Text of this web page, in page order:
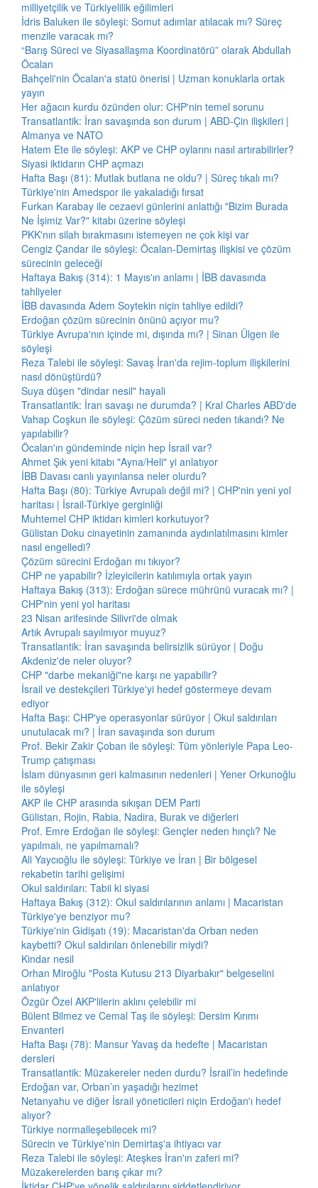
milliyetçilik ve Türkiyelilik eğilimleri
İdris Baluken ile söyleşi: Somut adımlar atılacak mı? Süreç
menzile varacak mı?
“Barış Süreci ve Siyasallaşma Koordinatörü” olarak Abdullah
Öcalan
Bahçeli'nin Öcalan'a statü önerisi | Uzman konuklarla ortak
yayın
Her ağacın kurdu özünden olur: CHP'nin temel sorunu
Transatlantik: İran savaşında son durum | ABD-Çin ilişkileri |
Almanya ve NATO
Hatem Ete ile söyleşi: AKP ve CHP oylarını nasıl artırabilirler?
Siyasi iktidarın CHP açmazı
Hafta Başı (81): Mutlak butlana ne oldu? | Süreç tıkalı mı?
Türkiye'nin Amedspor ile yakaladığı fırsat
Furkan Karabay ile cezaevi günlerini anlattığı "Bizim Burada
Ne İşimiz Var?" kitabı üzerine söyleşi
PKK'nın silah bırakmasını istemeyen ne çok kişi var
Cengiz Çandar ile söyleşi: Öcalan-Demirtaş ilişkisi ve çözüm
sürecinin geleceği
Haftaya Bakış (314): 1 Mayıs'ın anlamı | İBB davasında
tahliyeler
İBB davasında Adem Soytekin niçin tahliye edildi?
Erdoğan çözüm sürecinin önünü açıyor mu?
Türkiye Avrupa'nın içinde mi, dışında mı? | Sinan Ülgen ile
söyleşi
Reza Talebi ile söyleşi: Savaş İran'da rejim-toplum ilişkilerini
nasıl dönüştürdü?
Suya düşen "dindar nesil" hayali
Transatlantik: İran savaşı ne durumda? | Kral Charles ABD'de
Vahap Coşkun ile söyleşi: Çözüm süreci neden tıkandı? Ne
yapılabilir?
Öcalan'ın gündeminde niçin hep İsrail var?
Ahmet Şık yeni kitabı "Ayna/Heli" yi anlatıyor
İBB Davası canlı yayınlansa neler olurdu?
Hafta Başı (80): Türkiye Avrupalı değil mi? | CHP'nin yeni yol
haritası | İsrail-Türkiye gerginliği
Muhtemel CHP iktidarı kimleri korkutuyor?
Gülistan Doku cinayetinin zamanında aydınlatılmasını kimler
nasıl engelledi?
Çözüm sürecini Erdoğan mı tıkıyor?
CHP ne yapabilir? İzleyicilerin katılımıyla ortak yayın
Haftaya Bakış (313): Erdoğan sürece mührünü vuracak mı? |
CHP'nin yeni yol haritası
23 Nisan arifesinde Silivri'de olmak
Artık Avrupalı sayılmıyor muyuz?
Transatlantik: İran savaşında belirsizlik sürüyor | Doğu
Akdeniz'de neler oluyor?
CHP "darbe mekaniği"ne karşı ne yapabilir?
İsrail ve destekçileri Türkiye'yi hedef göstermeye devam
ediyor
Hafta Başı: CHP'ye operasyonlar sürüyor | Okul saldırıları
unutulacak mı? | İran savaşında son durum
Prof. Bekir Zakir Çoban ile söyleşi: Tüm yönleriyle Papa Leo-
Trump çatışması
İslam dünyasının geri kalmasının nedenleri | Yener Orkunoğlu
ile söyleşi
AKP ile CHP arasında sıkışan DEM Parti
Gülistan, Rojin, Rabia, Nadira, Burak ve diğerleri
Prof. Emre Erdoğan ile söyleşi: Gençler neden hınçlı? Ne
yapılmalı, ne yapılmamalı?
Ali Yaycıoğlu ile söyleşi: Türkiye ve İran | Bir bölgesel
rekabetin tarihi gelişimi
Okul saldırıları: Tabii ki siyasi
Haftaya Bakış (312): Okul saldırılarının anlamı | Macaristan
Türkiye'ye benziyor mu?
Türkiye'nin Gidişatı (19): Macaristan'da Orban neden
kaybetti? Okul saldırıları önlenebilir miydi?
Kindar nesil
Orhan Miroğlu "Posta Kutusu 213 Diyarbakır" belgeselini
anlatıyor
Özgür Özel AKP'lilerin aklını çelebilir mi
Bülent Bilmez ve Cemal Taş ile söyleşi: Dersim Kırımı
Envanteri
Hafta Başı (78): Mansur Yavaş da hedefte | Macaristan
dersleri
Transatlantik: Müzakereler neden durdu? İsrail’in hedefinde
Erdoğan var, Orban’ın yaşadığı hezimet
Netanyahu ve diğer İsrail yöneticileri niçin Erdoğan'ı hedef
alıyor?
Türkiye normalleşebilecek mi?
Sürecin ve Türkiye'nin Demirtaş'a ihtiyacı var
Reza Talebi ile söyleşi: Ateşkes İran'ın zaferi mi?
Müzakerelerden barış çıkar mı?